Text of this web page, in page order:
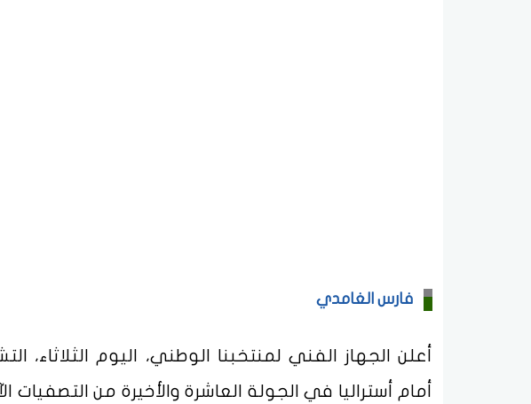
فارس الغامدي
أعلن الجهاز الفني لمنتخبنا الوطني، اليوم الثلاثاء،
أمام أستراليا في الجولة العاشرة والأخيرة من